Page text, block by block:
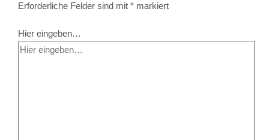
Erforderliche Felder sind mit* markiert
Hier eingeben…